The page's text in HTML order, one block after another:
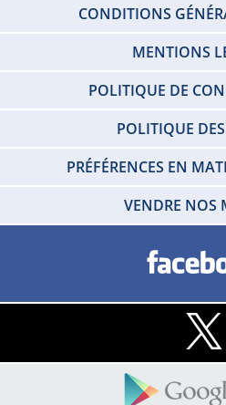
CONDITIONS
MENTIONS
POLITIQUE DE
POLITIQUE
PRÉFÉRENCES EN
VENDRE NOS